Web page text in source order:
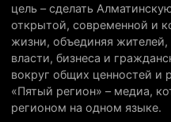
цель – сделать
открытой, современной и
жизни, объединяя жителей,
власти, бизнеса и
вокруг общих ценностей и
«Пятый регион» – медиа,
регионом на одном языке.